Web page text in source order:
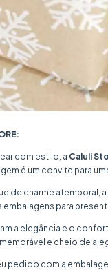
com estilo, a Caluli
é um convite para
de charme atemporal,
embalagens para
a elegância e o
e cheio de
pedido com a